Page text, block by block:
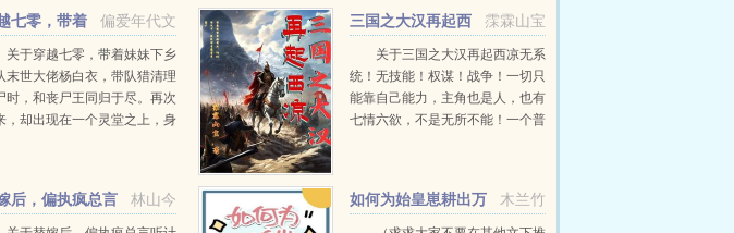
偏爱年代文
七零，带着
下乡插队
关于穿越七零，带着妹妹下乡
末世大佬杨白衣，带队猎清理
时，和丧尸王同归于尽。再次
，却出现在一个灵堂之上，身
可能惯着你们。手撕极...
霂霖山宝
三国之大汉再起西
关于三国之大汉再起西凉无系
统！无技能！权谋！战争！一切只
能靠自己能力，主角也是人，也有
七情六欲，不是无所不能！一个普
开始自己只想混口饭吃...
林山今
后，偏执疯总言
从
木兰竹
如何为始皇崽耕出万
里江山